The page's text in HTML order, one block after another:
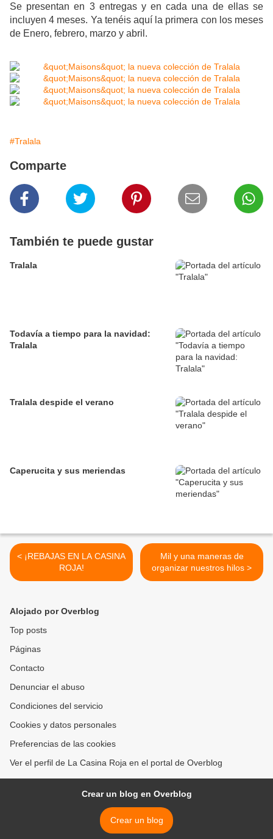
Se presentan en 3 entregas y en cada una de ellas se
incluyen 4 meses. Ya tenéis aquí la primera con los meses
de Enero, febrero, marzo y abril.
#Tralala
Comparte
También te puede gustar
Tralala
Todavía a tiempo para la navidad:
Tralala
Tralala despide el verano
Caperucita y sus meriendas
< ¡REBAJAS EN LA CASINA
ROJA!
Mil y una maneras de
organizar nuestros hilos >
Alojado por Overblog
Top posts
Páginas
Contacto
Denunciar el abuso
Condiciones del servicio
Cookies y datos personales
Preferencias de las cookies
Ver el perfil de La Casina Roja en el portal de Overblog
Crear un blog en Overblog
Crear un blog